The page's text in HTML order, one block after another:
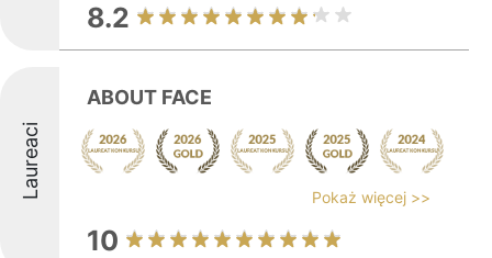
8.2
Laureaci
ABOUT FACE
Pokaż więcej >>
10